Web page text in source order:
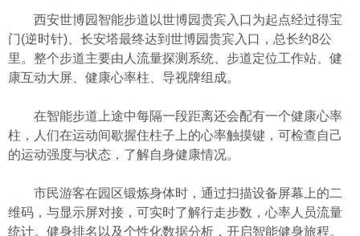
西安世博园智能步道以世博园贵宾入口为起点经过得宝
门(逆时针)、长安塔最终达到世博园贵宾入口，总长约8公
里。整个步道主要由人流量探测系统、步道定位工作站、健
康互动大屏、健康心率柱、导视牌组成。
在智能步道上途中每隔一段距离还会配有一个健康心率
柱，人们在运动间歇握住柱子上的心率触摸键，可检查自己
的运动强度与状态，了解自身健康情况。
市民游客在园区锻炼身体时，通过扫描设备屏幕上的二
维码，与显示屏对接，可实时了解行走步数，心率人员流量
统计。健身排名以及个性化数据分析，开启智能健身旅程。